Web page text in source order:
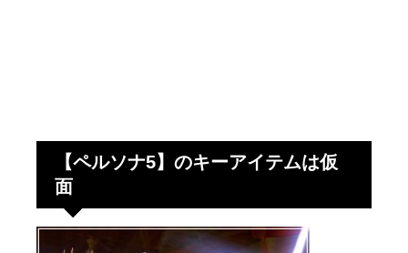
【ペルソナ5】のキーアイテムは仮
面